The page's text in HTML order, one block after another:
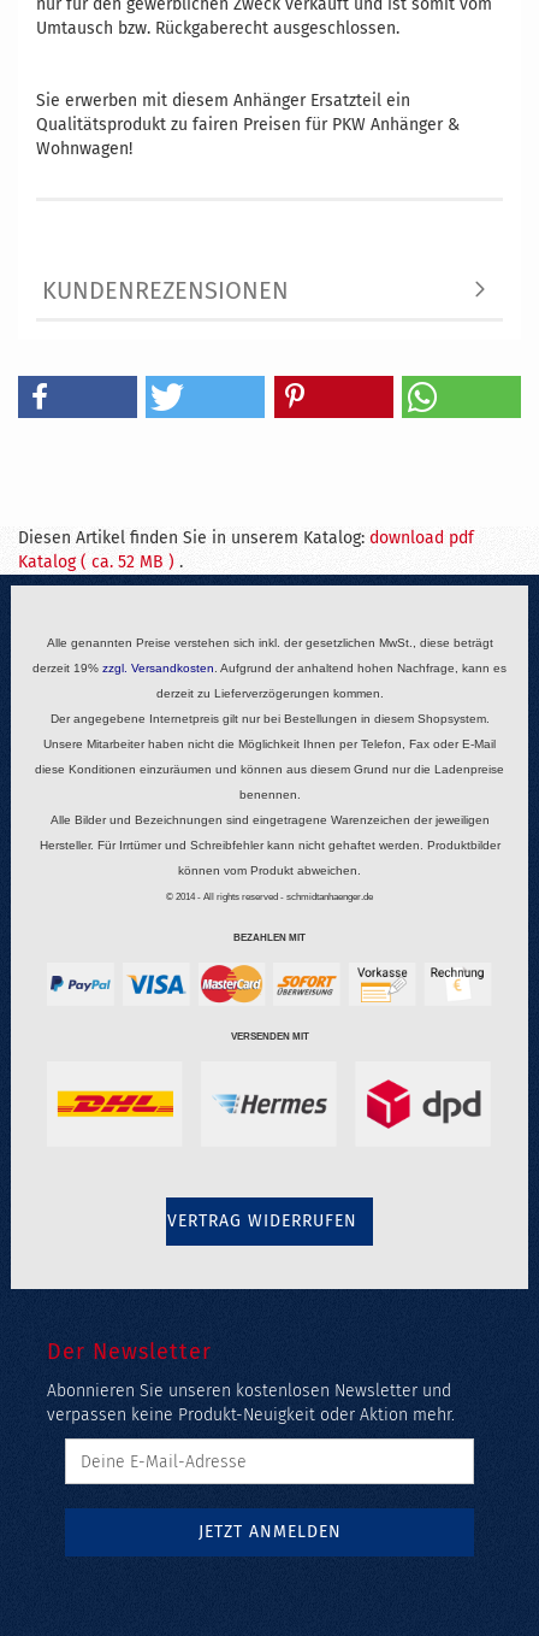
nur für den gewerblichen Zweck verkauft und ist somit vom
Umtausch bzw. Rückgaberecht ausgeschlossen.
Sie erwerben mit diesem Anhänger Ersatzteil ein
Qualitätsprodukt zu fairen Preisen für PKW Anhänger &
Wohnwagen!
KUNDENREZENSIONEN
Diesen Artikel finden Sie in unserem Katalog: download pdf
Katalog ( ca. 52 MB ) .
Alle genannten Preise verstehen sich inkl. der gesetzlichen MwSt., diese beträgt
derzeit 19% zzgl. Versandkosten. Aufgrund der anhaltend hohen Nachfrage, kann es
derzeit zu Lieferverzögerungen kommen.
Der angegebene Internetpreis gilt nur bei Bestellungen in diesem Shopsystem.
Unsere Mitarbeiter haben nicht die Möglichkeit Ihnen per Telefon, Fax oder E-Mail
diese Konditionen einzuräumen und können aus diesem Grund nur die Ladenpreise
benennen.
Alle Bilder und Bezeichnungen sind eingetragene Warenzeichen der jeweiligen
Hersteller. Für Irrtümer und Schreibfehler kann nicht gehaftet werden. Produktbilder
können vom Produkt abweichen.
© 2014 - All rights reserved - schmidtanhaenger.de
BEZAHLEN MIT
VERSENDEN MIT
VERTRAG WIDERRUFEN
Der Newsletter
Abonnieren Sie unseren kostenlosen Newsletter und
verpassen keine Produkt-Neuigkeit oder Aktion mehr.